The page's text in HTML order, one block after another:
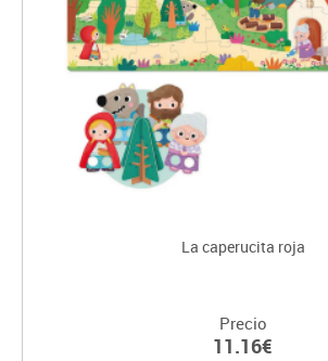
La caperucita roja
Precio
11.16€